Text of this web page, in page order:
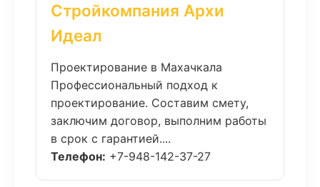
Стройкомпания Архи
Идеал
Проектирование в Махачкала
Профессиональный подход к
проектирование. Составим смету,
заключим договор, выполним работы
в срок с гарантией....
Телефон: +7-948-142-37-27